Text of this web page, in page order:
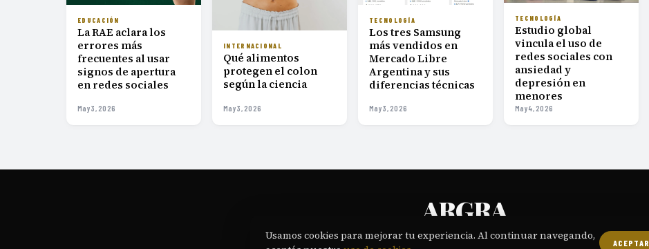
EDUCACIÓN
La RAE aclara los
errores más
frecuentes al usar
signos de apertura
en redes sociales
May 3, 2026
INTERNACIONAL
Qué alimentos
protegen el colon
según la ciencia
May 3, 2026
TECNOLOGÍA
Los tres Samsung
más vendidos en
Mercado Libre
Argentina y sus
diferencias técnicas
May 3, 2026
TECNOLOGÍA
Estudio global
vincula el uso de
redes sociales con
ansiedad y
depresión en
menores
May 4, 2026
ARGRA
CONTACTO COOKIES
Usamos cookies para mejorar tu experiencia. Al continuar navegando,
ACEPTAR